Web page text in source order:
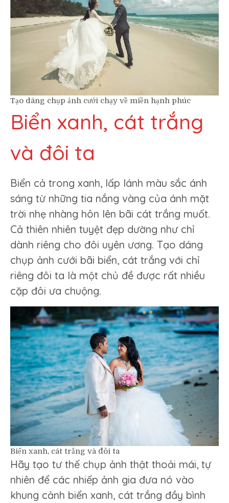
Tạo dáng chụp ảnh cưới chạy về miền hạnh phúc
Biển xanh, cát trắng
và đôi ta
Biển cả trong xanh, lấp lánh màu sắc ánh
sáng từ những tia nắng vàng của ánh mặt
trời nhẹ nhàng hôn lên bãi cát trắng muốt.
Cả thiên nhiên tuyệt đẹp dường như chỉ
dành riêng cho đôi uyên ương. Tạo dáng
chụp ảnh cưới bãi biển, cát trắng với chỉ
riêng đôi ta là một chủ đề được rất nhiều
cặp đôi ưa chuộng.
Biển xanh, cát trắng và đôi ta
Hãy tạo tư thế chụp ảnh thật thoải mái, tự
nhiên để các nhiếp ảnh gia đưa nó vào
khung cảnh biển xanh, cát trắng đầy bình